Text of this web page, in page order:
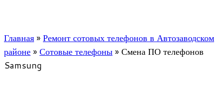
Главная»Ремонт сотовых телефонов в Автозаводском
районе»Сотовые телефоны»Смена ПО телефонов
Samsung